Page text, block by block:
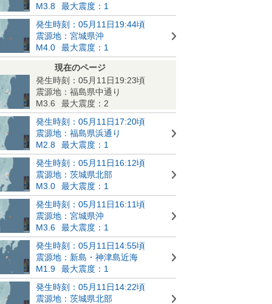
M3.8
最大震度：1
発生時刻：05月11日19:44頃
震源地：宮城県沖
M4.0
最大震度：1
現在のページ
発生時刻：05月11日19:23頃
震源地：福島県中通り
M3.6
最大震度：2
発生時刻：05月11日17:20頃
震源地：福島県浜通り
M2.8
最大震度：1
発生時刻：05月11日16:12頃
震源地：茨城県北部
M3.0
最大震度：1
発生時刻：05月11日16:11頃
震源地：宮城県沖
M3.6
最大震度：1
発生時刻：05月11日14:55頃
震源地：新島・神津島近海
M1.9
最大震度：1
発生時刻：05月11日14:22頃
震源地：茨城県北部